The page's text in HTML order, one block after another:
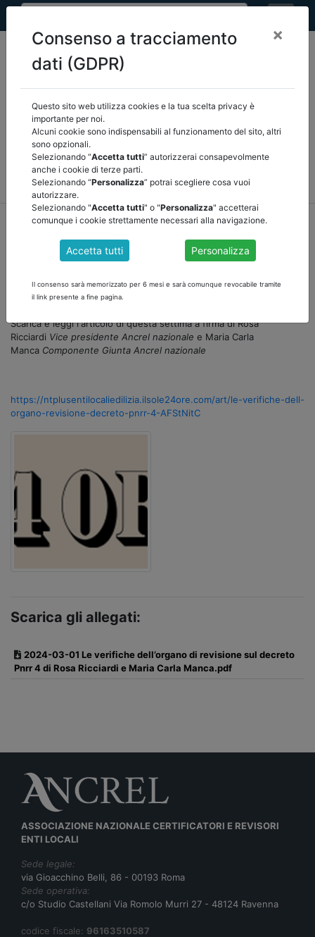
Seleziona una categoria:
COMUNICAZIONI
RASSEGNA STAMPA VEDI TUTTE
home notizie articoli ancrel/torna indietro
DECRETO PNRR 4 di Rosa Ricciardi e Maria
Carla Manca
Scarica e leggi l'articolo di questa settima a firma di Rosa
Ricciardi Vice presidente Ancrel nazionale e Maria Carla
Manca Componente Giunta Ancrel nazionale
https://ntplusentilocaliedilizia.ilsole24ore.com/art/le-verifiche-dell-
organo-revisione-decreto-pnrr-4-AFStNitC
Scarica gli allegati:
2024-03-01 Le verifiche dell’organo di revisione sul decreto
Pnrr 4 di Rosa Ricciardi e Maria Carla Manca.pdf
ASSOCIAZIONE NAZIONALE CERTIFICATORI E REVISORI
ENTI LOCALI
Sede legale:
via Gioacchino Belli, 86 - 00193 Roma
Sede operativa:
c/o Studio Castellani Via Romolo Murri 27 - 48124 Ravenna
codice fiscale: 96163510587
Consenso a tracciamento
dati (GDPR)
×
Questo sito web utilizza cookies e la tua scelta privacy è
importante per noi.
Alcuni cookie sono indispensabili al funzionamento del sito, altri
sono opzionali.
Selezionando “Accetta tutti” autorizzerai consapevolmente
anche i cookie di terze parti.
Selezionando “Personalizza” potrai scegliere cosa vuoi
autorizzare.
Selezionando "Accetta tutti" o "Personalizza" accetterai
comunque i cookie strettamente necessari alla navigazione.
Accetta tutti Personalizza
Il consenso sarà memorizzato per 6 mesi e sarà comunque revocabile tramite
il link presente a fine pagina.